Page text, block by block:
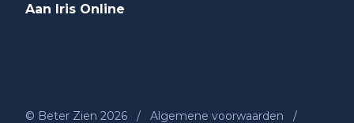
Aan Iris Online
© Beter Zien 2026 / Algemene voorwaarden /